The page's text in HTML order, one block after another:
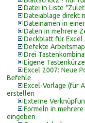
Datei in Liste
Dateiablage direkt
Dateinamen in
Daten in mehrere
Deckblatt für Excel
Defekte
Drei
Eigene
Excel 2007: Neue
Befehle
Excel-Vorlage (für
erstellen
Externe
Formeln in
eingeben